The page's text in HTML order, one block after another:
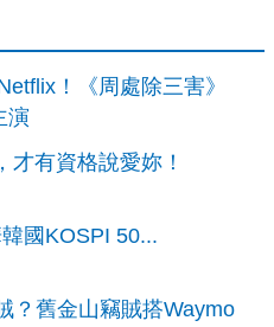
！《周處除三害》
演
有資格說愛妳！
國KOSPI 50...
？舊金山竊賊搭Waymo